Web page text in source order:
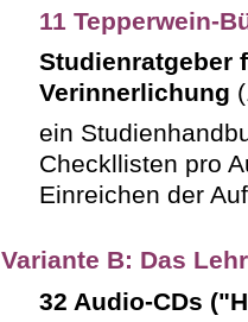
11 Tepperwein-
Studienratgeber
Verinnerlichung
ein
Checkllisten pro
Einreichen der
Variante B: Das
32 Audio-CDs